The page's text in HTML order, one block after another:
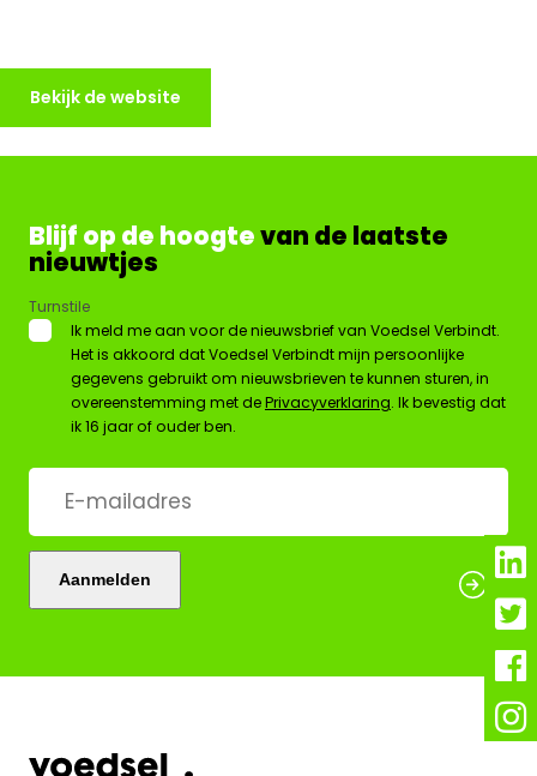
Bekijk de website
Blijf op de hoogtevan de laatste
nieuwtjes
E-
mailadres*
*
Ik meld me aan voor de nieuwsbrief van Voedsel Verbindt.
Het is akkoord dat Voedsel Verbindt mijn persoonlijke
gegevens gebruikt om nieuwsbrieven te kunnen sturen, in
overeenstemming met dePrivacyverklaring. Ik bevestig dat
ik 16 jaar of ouder ben.
Turnstile
Aanmelden